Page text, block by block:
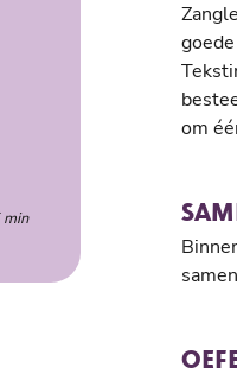
om
min